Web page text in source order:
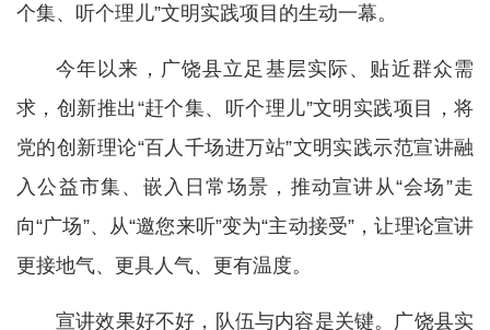
个集、听个理儿”文明实践项目的生动一幕。
今年以来，广饶县立足基层实际、贴近群众需
求，创新推出“赶个集、听个理儿”文明实践项目，将
党的创新理论“百人千场进万站”文明实践示范宣讲融
入公益市集、嵌入日常场景，推动宣讲从“会场”走
向“广场”、从“邀您来听”变为“主动接受”，让理论宣讲
更接地气、更具人气、更有温度。
宣讲效果好不好，队伍与内容是关键。广饶县实